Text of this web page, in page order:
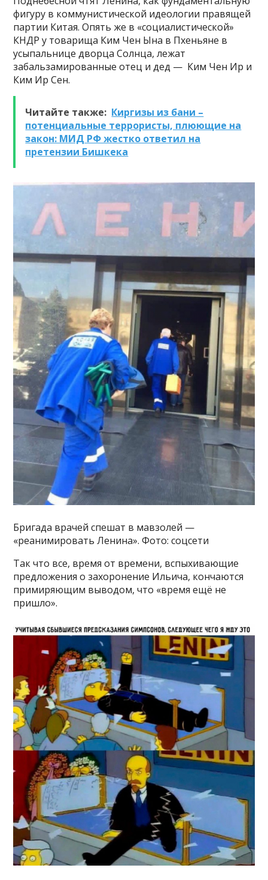
фигуру в коммунистической идеологии правящей
партии Китая. Опять же в «социалистической»
КНДР у товарища Ким Чен Ына в Пхеньяне в
усыпальнице дворца Солнца, лежат
забальзамированные отец и дед — Ким Чен Ир и
Ким Ир Сен.
Читайте также: Киргизы из бани –
потенциальные террористы, плюющие на
закон: МИД РФ жестко ответил на
претензии Бишкека
Бригада врачей спешат в мавзолей —
«реанимировать Ленина». Фото: соцсети
Так что все, время от времени, вспыхивающие
предложения о захоронение Ильича, кончаются
примиряющим выводом, что «время ещё не
пришло».